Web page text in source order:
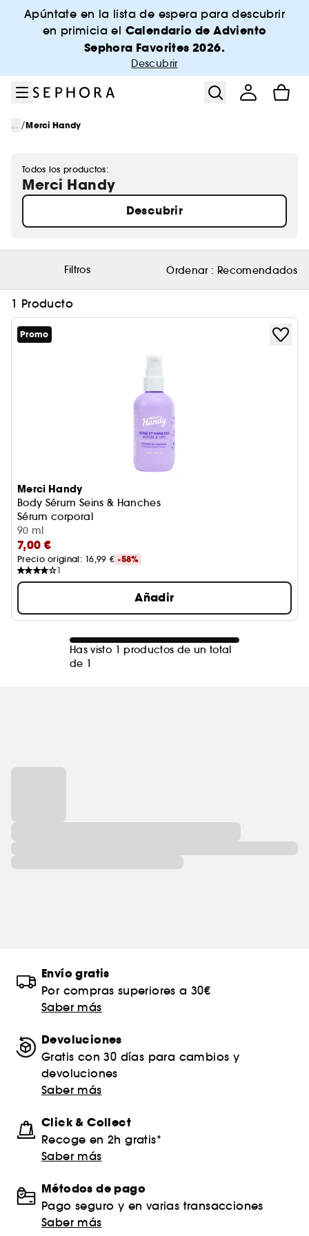
Ir al menú
Ir al contenido principal
Ir al pie de página
Apúntate en la lista de espera para descubrir
en primicia el Calendario de Adviento
Sephora Favorites 2026.
Descubrir
... /Merci Handy
Todos los productos:
Merci Handy
Descubrir
Filtros Ordenar : Recomendados
1 Producto
Promo
Merci Handy
Body Sérum Seins & Hanches
Sérum corporal
90 ml
7,00 €
Precio original: 16,99 € -58%
1
Añadir
Has visto 1 productos de un total
de 1
Envío gratis
Por compras superiores a 30€
Saber más
Devoluciones
Gratis con 30 días para cambios y
devoluciones
Saber más
Click & Collect
Recoge en 2h gratis*
Saber más
Métodos de pago
Pago seguro y en varias transacciones
Saber más